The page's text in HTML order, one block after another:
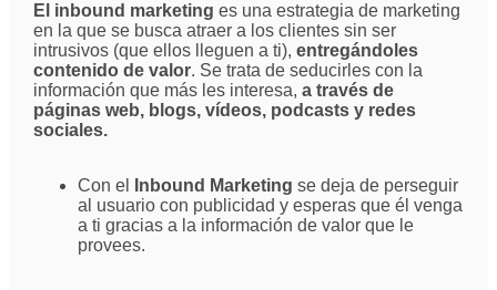
El inbound marketing es una estrategia de marketing
en la que se busca atraer a los clientes sin ser
intrusivos (que ellos lleguen a ti), entregándoles
contenido de valor. Se trata de seducirles con la
información que más les interesa, a través de
páginas web, blogs, vídeos, podcasts y redes
sociales.
Con el Inbound Marketing se deja de perseguir
al usuario con publicidad y esperas que él venga
a ti gracias a la información de valor que le
provees.